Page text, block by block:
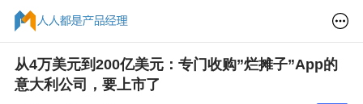
从4万美元到200亿美元：专门收购”烂摊子”App的
意大利公司，要上市了